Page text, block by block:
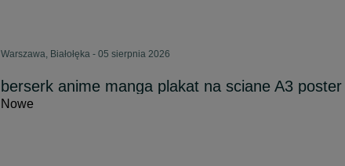
Warszawa, Białołęka - 05 sierpnia 2026
berserk anime manga plakat na sciane A3 poster
Nowe